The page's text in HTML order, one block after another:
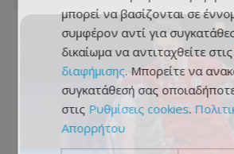
μπορεί να βασίζονται σε
συμφέρον αντί για
δικαίωμα να αντιταχθείτε στις
διαφήμισης. Μπορείτε να
συγκατάθεσή σας
στις Ρυθμίσεις cookies.
Απορρήτου